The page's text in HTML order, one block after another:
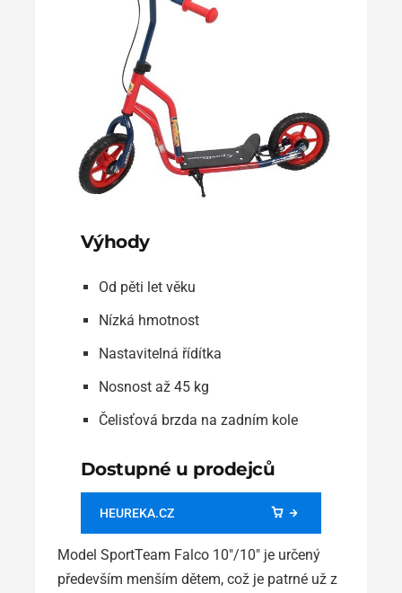
Výhody
Od pěti let věku
Nízká hmotnost
Nastavitelná řídítka
Nosnost až 45 kg
Čelisťová brzda na zadním kole
Dostupné u prodejců
HEUREKA.CZ
Model SportTeam Falco 10″/10″ je určený
především menším dětem, což je patrné už z